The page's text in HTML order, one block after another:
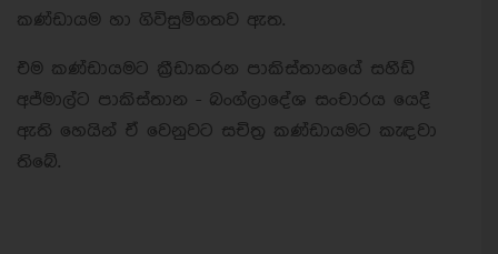
කණ්ඩායම හා ගිවිසුම්ගතව ඇත.
එම කණ්ඩායමට ක්‍රීඩාකරන පාකිස්තානයේ සහීඩ්
අජ්මාල්ට පාකිස්තාන - බංග්ලාදේශ සංචාරය යෙදී
ඇති හෙයින් ඒ වෙනුවට සචිත්‍ර කණ්ඩායමට කැඳවා
තිබේ.